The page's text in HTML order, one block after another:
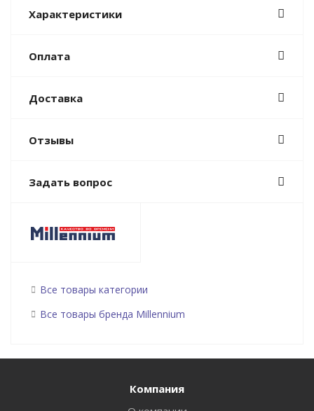
Характеристики
Оплата
Доставка
Отзывы
Задать вопрос
Все товары категории
Все товары бренда Millennium
Компания